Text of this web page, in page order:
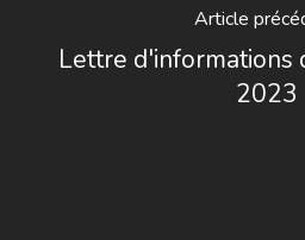
Article
Lettre d'informations
2023